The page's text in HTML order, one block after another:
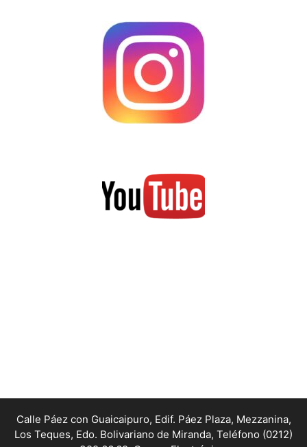
Calle Páez con Guaicaipuro, Edif. Páez Plaza, Mezzanina,
Los Teques, Edo. Bolivariano de Miranda, Teléfono (0212)